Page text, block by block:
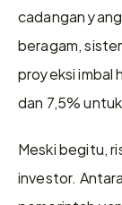
cadangan
beragam,
proyeksi imbal
dan 7,5%
Meski begitu,
investor.